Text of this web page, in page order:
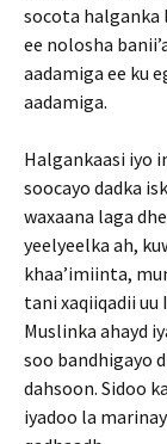
socota halganka
ee nolosha
aadamiga ee ku
aadamiga.
Halgankaasi iyo
soocayo dadka
waxaana laga
yeelyeelka ah,
khaa’imiinta,
tani xaqiiqadii uu
Muslinka ahayd
soo bandhigayo
dahsoon. Sidoo
iyadoo la